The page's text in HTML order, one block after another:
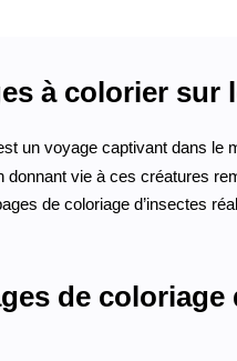
à colorier sur
un voyage captivant dans le
vie à ces créatures
de coloriage d’insectes
de coloriage